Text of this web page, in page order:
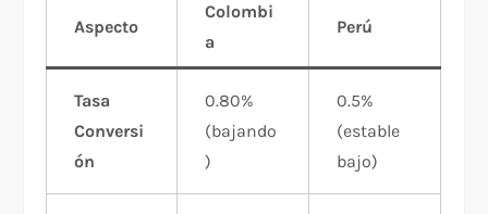
Aspecto
Colombi
a
Perú
Tasa
Conversi
ón
0.80%
(bajando
)
0.5%
(estable
bajo)